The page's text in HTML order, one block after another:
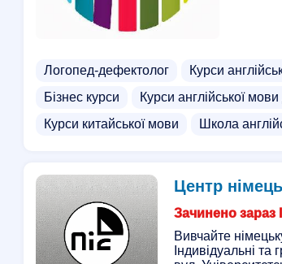
Логопед-дефектолог Курси
Бізнес курси
Курси англійської мови
Курси китайської мови
Школа
Центр
Зачинено зараз
Вивчайте
Індивідуальні